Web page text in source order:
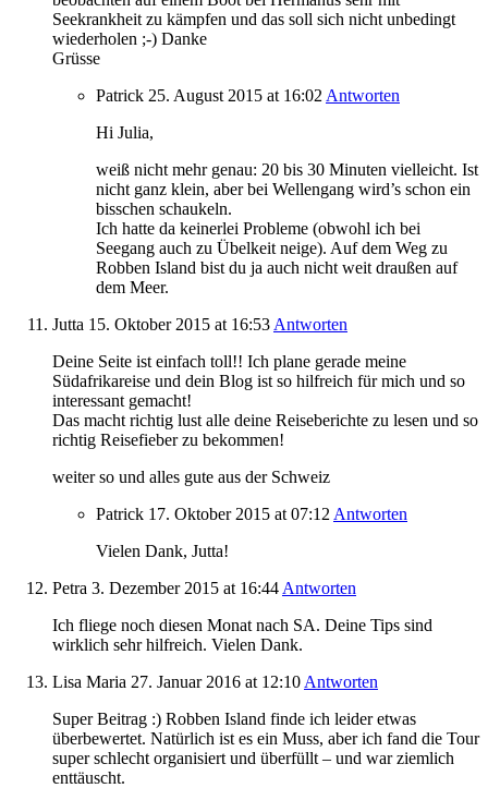
Seekrankheit zu kämpfen und das soll sich nicht unbedingt
wiederholen ;-) Danke
Grüsse
Patrick 25. August 2015 at 16:02 Antworten
Hi Julia,
weiß nicht mehr genau: 20 bis 30 Minuten vielleicht. Ist
nicht ganz klein, aber bei Wellengang wird’s schon ein
bisschen schaukeln.
Ich hatte da keinerlei Probleme (obwohl ich bei
Seegang auch zu Übelkeit neige). Auf dem Weg zu
Robben Island bist du ja auch nicht weit draußen auf
dem Meer.
Jutta 15. Oktober 2015 at 16:53 Antworten
Deine Seite ist einfach toll!! Ich plane gerade meine
Südafrikareise und dein Blog ist so hilfreich für mich und so
interessant gemacht!
Das macht richtig lust alle deine Reiseberichte zu lesen und so
richtig Reisefieber zu bekommen!
weiter so und alles gute aus der Schweiz
Patrick 17. Oktober 2015 at 07:12 Antworten
Vielen Dank, Jutta!
Petra 3. Dezember 2015 at 16:44 Antworten
Ich fliege noch diesen Monat nach SA. Deine Tips sind
wirklich sehr hilfreich. Vielen Dank.
Lisa Maria 27. Januar 2016 at 12:10 Antworten
Super Beitrag :) Robben Island finde ich leider etwas
überbewertet. Natürlich ist es ein Muss, aber ich fand die Tour
super schlecht organisiert und überfüllt – und war ziemlich
enttäuscht.